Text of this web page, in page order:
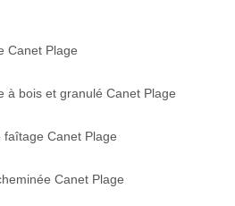
Canet Plage
à bois et granulé Canet Plage
Canet Plage
Canet Plage